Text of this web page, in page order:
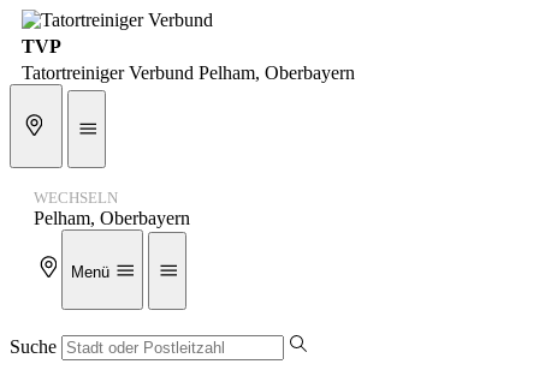
TVP
Tatortreiniger Verbund Pelham, Oberbayern
WECHSELN
Pelham, Oberbayern
Menü
Suche